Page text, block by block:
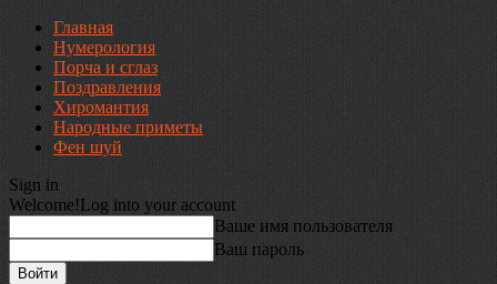
Главная
Нумерология
Порча и сглаз
Поздравления
Хиромантия
Народные приметы
Фен шуй
Sign in
Welcome!Log into your account
Ваше имя пользователя
Ваш пароль